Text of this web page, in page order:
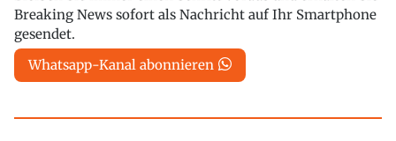
Breaking News sofort als Nachricht auf Ihr Smartphone
gesendet.
Whatsapp-Kanal abonnieren